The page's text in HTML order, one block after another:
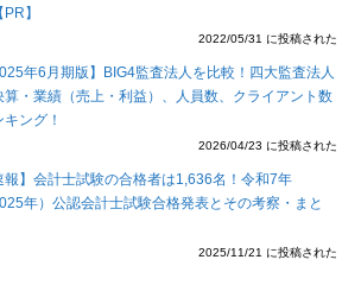
】
2022/05/31 に投稿された
年6月期版】BIG4監査法人を比較！四大監査法人
算・業績（売上・利益）、人員数、クライアント数
キング！
2026/04/23 に投稿された
報】会計士試験の合格者は1,636名！令和7年
年）公認会計士試験合格発表とその考察・まと
2025/11/21 に投稿された